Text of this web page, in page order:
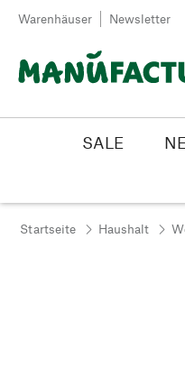
Zum Inhalt springen
Warenhäuser Newsletter
SALE
Startseite Haushalt